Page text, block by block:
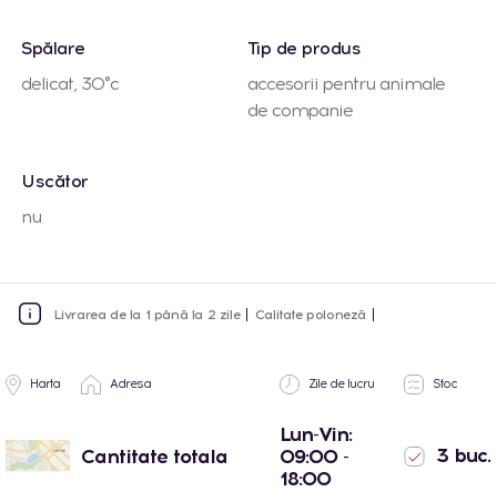
Spălare
delicat, 30°c
Tip de produs
accesorii pentru animale
de companie
Uscător
nu
Livrarea de la 1 până la 2 zile Calitate poloneză
Harta Adresa Zile de lucru Stoc
Cantitate totala
Lun-Vin:
09:00 -
18:00
3 buc.